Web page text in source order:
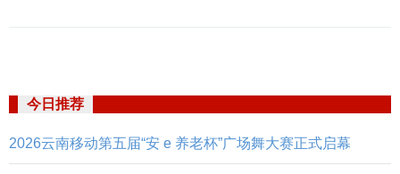
今日推荐
2026云南移动第五届“安 e 养老杯”广场舞大赛正式启幕